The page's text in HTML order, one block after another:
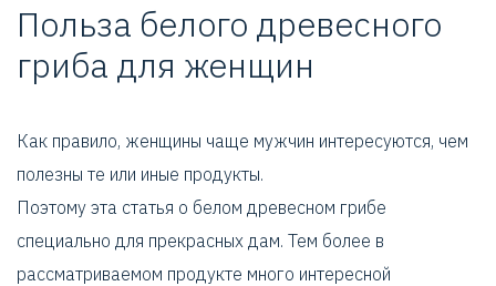
Польза белого древесного
гриба для женщин
Как правило, женщины чаще мужчин интересуются, чем
полезны те или иные продукты.
Поэтому эта статья о белом древесном грибе
специально для прекрасных дам. Тем более в
рассматриваемом продукте много интересной